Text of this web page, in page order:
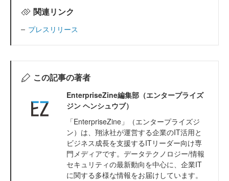
関連リンク
プレスリリース
この記事の著者
EnterpriseZine編集部（エンタープライズ
ジン ヘンシュウブ）
「EnterpriseZine」（エンタープライズジ
ン）は、翔泳社が運営する企業のIT活用と
ビジネス成長を支援するITリーダー向け専
門メディアです。データテクノロジー/情報
セキュリティの最新動向を中心に、企業IT
に関する多様な情報をお届けしています。